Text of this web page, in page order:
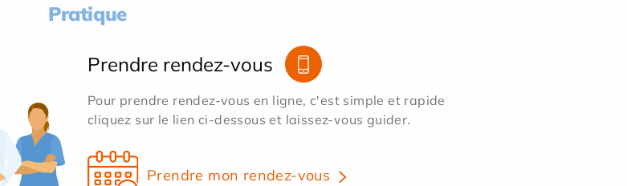
Pratique
Prendre rendez-vous
Pour prendre rendez-vous en ligne, c'est simple et rapide
cliquez sur le lien ci-dessous et laissez-vous guider.
Prendre mon rendez-vous